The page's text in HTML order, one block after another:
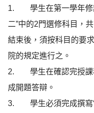
1.        學生在第一學年
二”中的2門選修科目，
結束後，須按科目的要
院的規定進行之。
2.        學生在確認完授
成開題答辯。
3.        學生必須完成撰